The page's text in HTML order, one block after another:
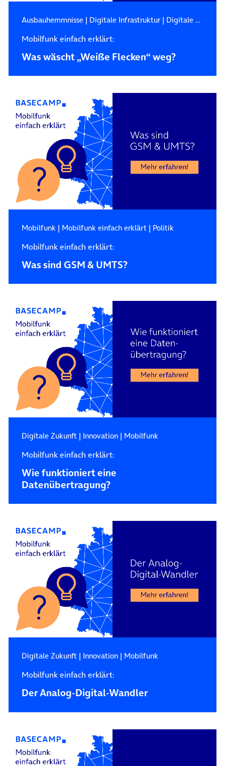
Ausbauhemmnisse| Digitale Infrastruktur| Digitale Zukunft
Mobilfunk einfach erklärt:
Was wäscht „Weiße Flecken“ weg?
Mobilfunk| Mobilfunk einfach erklärt| Politik
Mobilfunk einfach erklärt:
Was sind GSM & UMTS?
Digitale Zukunft| Innovation| Mobilfunk
Mobilfunk einfach erklärt:
Wie funktioniert eine
Datenübertragung?
Digitale Zukunft| Innovation| Mobilfunk
Mobilfunk einfach erklärt:
Der Analog-Digital-­Wandler